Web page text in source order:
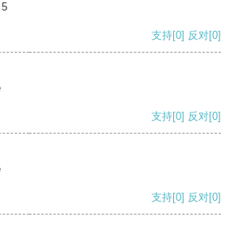
支持[0] 反对[0]
支持[0] 反对[0]
支持[0] 反对[0]